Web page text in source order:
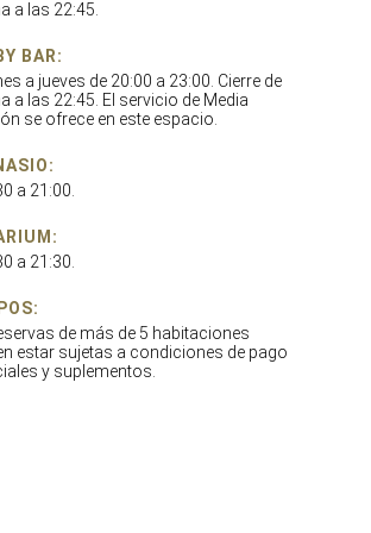
a las 22:45.
BAR:
a jueves de 20:00 a 23:00. Cierre de
a las 22:45. El servicio de Media
se ofrece en este espacio.
a 21:00.
a 21:30.
de más de 5 habitaciones
estar sujetas a condiciones de pago
y suplementos.